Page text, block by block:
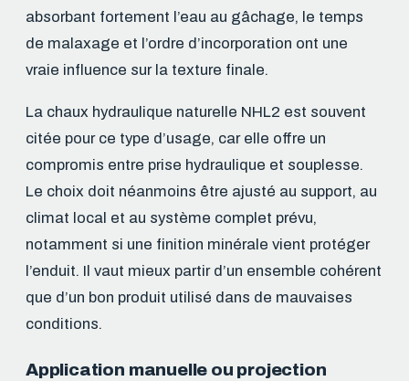
absorbant fortement l’eau au gâchage, le temps
de malaxage et l’ordre d’incorporation ont une
vraie influence sur la texture finale.
La chaux hydraulique naturelle NHL2 est souvent
citée pour ce type d’usage, car elle offre un
compromis entre prise hydraulique et souplesse.
Le choix doit néanmoins être ajusté au support, au
climat local et au système complet prévu,
notamment si une finition minérale vient protéger
l’enduit. Il vaut mieux partir d’un ensemble cohérent
que d’un bon produit utilisé dans de mauvaises
conditions.
Application manuelle ou projection